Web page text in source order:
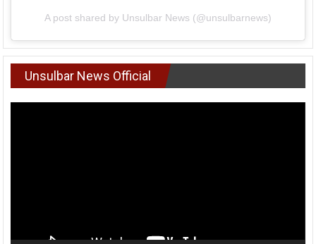
A post shared by Unsulbar News (@unsulbarnews)
Unsulbar News Official